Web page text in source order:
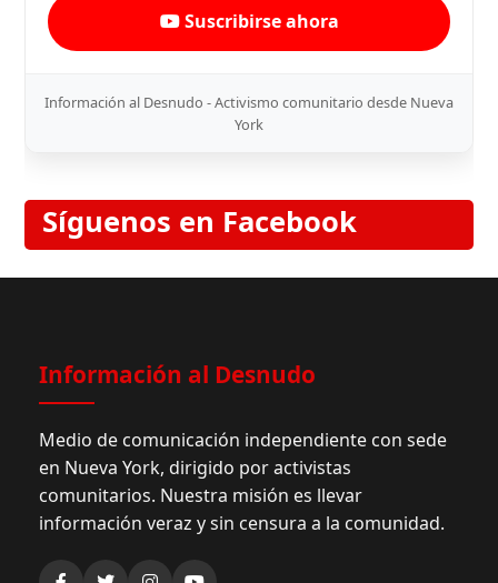
Suscribirse ahora
Información al Desnudo - Activismo comunitario desde Nueva
York
Síguenos en Facebook
Información al Desnudo
Medio de comunicación independiente con sede
en Nueva York, dirigido por activistas
comunitarios. Nuestra misión es llevar
información veraz y sin censura a la comunidad.